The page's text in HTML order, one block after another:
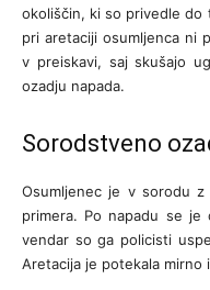
okoliščin, ki so privedle do
pri aretaciji osumljenca ni
v preiskavi, saj skušajo
ozadju napada.
Sorodstveno
Osumljenec je v sorodu z
primera. Po napadu se je
vendar so ga policisti
Aretacija je potekala